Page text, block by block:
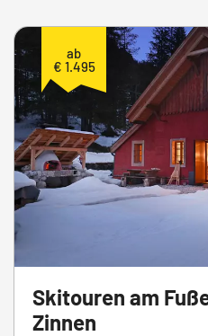
ab
€ 1.495
Skitouren am
Zinnen